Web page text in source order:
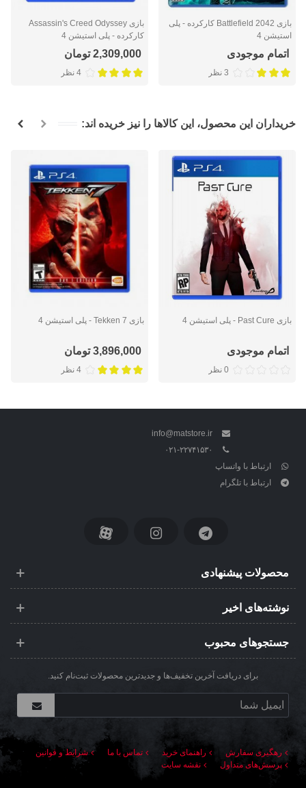
بازی Battlefield 2042 کارکرده - پلی
استیشن 4
اتمام موجودی
3 نظر
بازی Assassin's Creed Odyssey
کارکرده - پلی استیشن 4
2,309,000 تومان
4 نظر
خریداران این محصول، این کالاها را نیز خریده اند:
بازی Past Cure - پلی استیشن 4
اتمام موجودی
0 نظر
بازی Tekken 7 - پلی استیشن 4
3,896,000 تومان
4 نظر
info@matstore.ir
۰۲۱-۲۲۷۴۱۵۳۰
ارتباط با واتساپ
ارتباط با تلگرام
محصولات پیشنهادی
نوشته‌های اخیر
جستجوهای محبوب
برای دریافت آخرین تخفیف‌ها و جدیدترین محصولات ثبت‌نام کنید.
رهگیری سفارش راهنمای خرید تماس با ما
شرایط و قوانین
پرسش‌های متداول
نقشه سایت